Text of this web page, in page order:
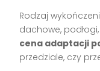
Rodzaj
dachowe,
cena adaptacji
przedziale, czy